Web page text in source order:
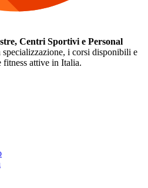
Centri Sportivi e Personal
i corsi disponibili e
fitness attive in Italia.